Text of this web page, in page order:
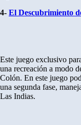
4- El Descubrimiento
Este juego exclusivo
una recreación a modo
Colón. En este juego
una segunda fase,
Las Indias.